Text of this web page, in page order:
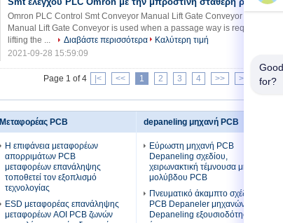
Omron PLC Control Smt Conveyor Manual Lift Gate Conveyor With
Manual Lift Gate Conveyor is used when a passage way is required in
lifting the ...
Διαβάστε περισσότερα
Καλύτερη τιμή
2021-09-28 15:59:09
Page 1 of 4 |< << 1 2 3 4 >> >|
Μεταφορέας PCB
Η επιφάνεια μεταφορέων
απορριμάτων PCB
μεταφορέων επανάληψης
τοποθετεί τον εξοπλισμό
τεχνολογίας
ESD μεταφορέας επανάληψης
μεταφορέων AOI PCB ζωνών
depaneling μηχανή PCB
Εύρωστη μηχανή PCB
Depaneling σχεδίου,
χειρωνακτική τέμνουσα μηχανή
μολύβδου PCB
Πνευματικό άκαμπτο σχέδιο
PCB Depaneler μηχανών PCB
Depaneling εξουσιοδότηση 1
for?